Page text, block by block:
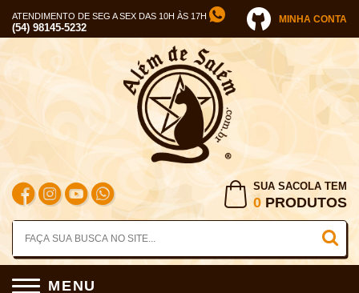
ATENDIMENTO DE SEG A SEX DAS 10H ÀS 17H
(54) 98145-5232
MINHA CONTA
SUA SACOLA TEM
0 PRODUTOS
MENU